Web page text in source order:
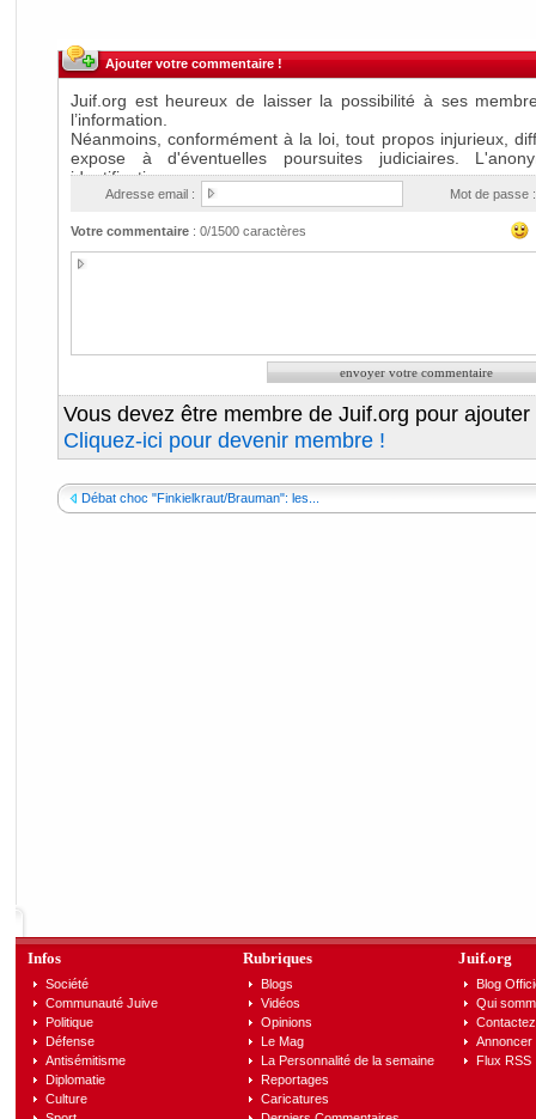
Ajouter votre commentaire !
Adresse email : Mot de passe :
Votre commentaire: 0/1500 caractères
Vous devez être membre de Juif.org pour
Cliquez-ici pour devenir membre !
Débat choc "Finkielkraut/Brauman": les...
Infos
Société
Communauté Juive
Politique
Défense
Antisémitisme
Diplomatie
Culture
Rubriques
Blogs
Vidéos
Opinions
Le Mag
La Personnalité de la semaine
Reportages
Caricatures
Juif.org
Blog
Qui
Annoncer
Flux RSS